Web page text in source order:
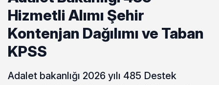
Hizmetli Alımı Şehir
Kontenjan Dağılımı ve Taban
KPSS
Adalet bakanlığı 2026 yılı 485 Destek